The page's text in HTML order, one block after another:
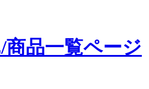
品一覧ページ